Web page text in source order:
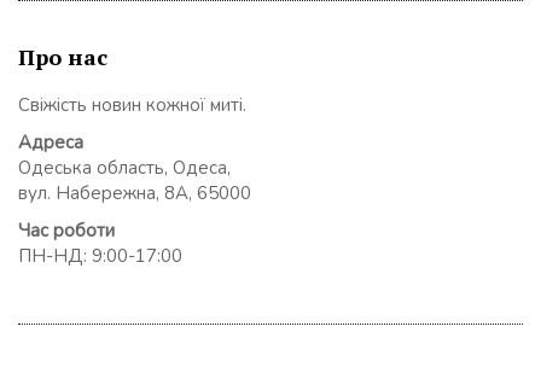
Про нас
Свіжість новин кожної миті.
Адреса
Одеська область, Одеса,
вул. Набережна, 8А, 65000
Час роботи
ПН-НД: 9:00-17:00